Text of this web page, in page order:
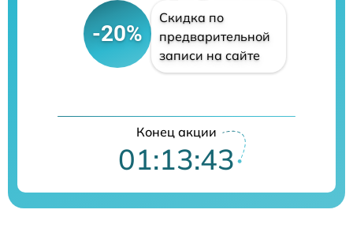
-20%
Скидка по
предварительной
записи на сайте
Конец акции
01:13:42